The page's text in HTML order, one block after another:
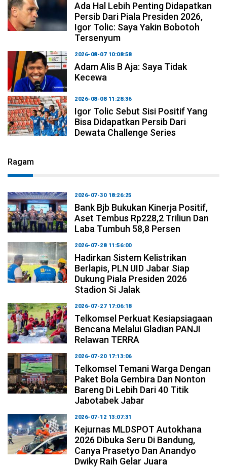
Ada Hal Lebih Penting Didapatkan
Persib Dari Piala Presiden 2026,
Igor Tolic: Saya Yakin Bobotoh
Tersenyum
2026-08-07 10:08:58
Adam Alis B Aja: Saya Tidak
Kecewa
2026-08-08 11:28:36
Igor Tolic Sebut Sisi Positif Yang
Bisa Didapatkan Persib Dari
Dewata Challenge Series
Ragam
2026-07-30 18:26:25
Bank Bjb Bukukan Kinerja Positif,
Aset Tembus Rp228,2 Triliun Dan
Laba Tumbuh 58,8 Persen
2026-07-28 11:56:00
Hadirkan Sistem Kelistrikan
Berlapis, PLN UID Jabar Siap
Dukung Piala Presiden 2026
Stadion Si Jalak
2026-07-27 17:06:18
Telkomsel Perkuat Kesiapsiagaan
Bencana Melalui Gladian PANJI
Relawan TERRA
2026-07-20 17:13:06
Telkomsel Temani Warga Dengan
Paket Bola Gembira Dan Nonton
Bareng Di Lebih Dari 40 Titik
Jabotabek Jabar
2026-07-12 13:07:31
Kejurnas MLDSPOT Autokhana
2026 Dibuka Seru Di Bandung,
Canya Prasetyo Dan Anandyo
Dwiky Raih Gelar Juara